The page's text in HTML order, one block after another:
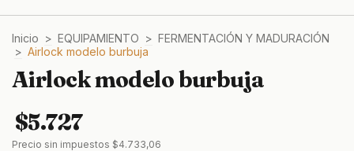
Inicio > EQUIPAMIENTO > FERMENTACIÓN Y MADURACIÓN
> Airlock modelo burbuja
Airlock modelo burbuja
$5.727
Precio sin impuestos $4.733,06